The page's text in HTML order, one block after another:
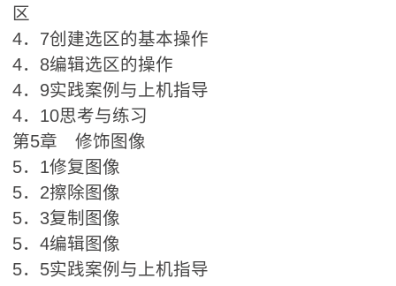
区
4．7创建选区的基本操作
4．8编辑选区的操作
4．9实践案例与上机指导
4．10思考与练习
第5章 修饰图像
5．1修复图像
5．2擦除图像
5．3复制图像
5．4编辑图像
5．5实践案例与上机指导